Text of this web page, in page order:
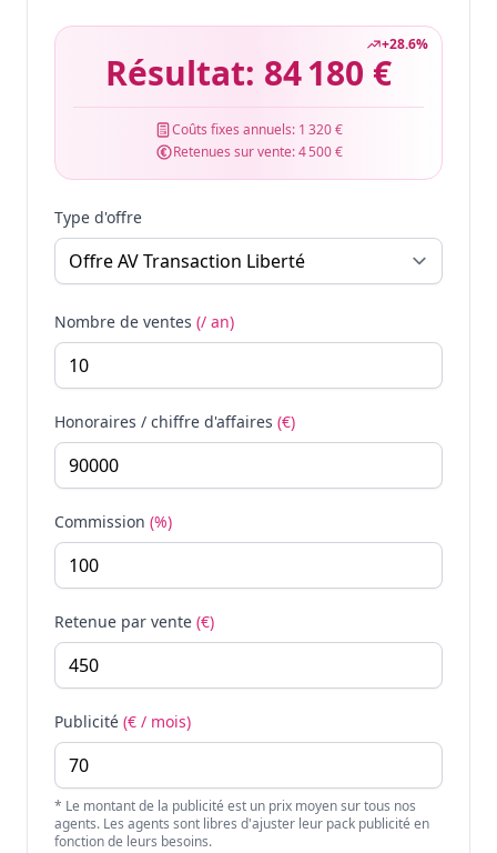
+28.6%
Résultat: 84 180 €
Coûts fixes annuels: 1 320 €
Retenues sur vente:4 500 €
Type d'offre
Nombre de ventes (/ an)
Honoraires / chiffre d'affaires (€)
Commission (%)
Retenue par vente (€)
Publicité (€ / mois)
* Le montant de la publicité est un prix moyen sur tous nos
agents. Les agents sont libres d'ajuster leur pack publicité en
fonction de leurs besoins.